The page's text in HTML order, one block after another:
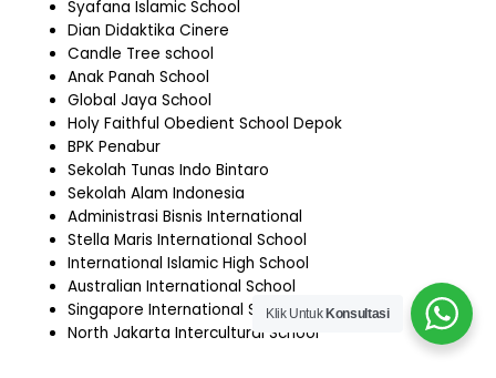
Syafana Islamic School
Dian Didaktika Cinere
Candle Tree school
Anak Panah School
Global Jaya School
Holy Faithful Obedient School Depok
BPK Penabur
Sekolah Tunas Indo Bintaro
Sekolah Alam Indonesia
Administrasi Bisnis International
Stella Maris International School
International Islamic High School
Australian International School
Singapore International School
North Jakarta Intercultural School
Klik Untuk Konsultasi